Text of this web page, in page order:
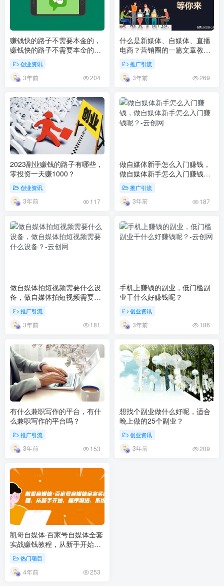
赚钱快的路子不需要本金的，
赚钱快的路子不需要本金的线
创业资讯
3年前 204
什么是新媒体、自媒体、直播
电商？营销圈的一篇文章教会
推广引流
3年前 269
2023副业赚钱的路子有哪些，
零投资一天赚1000？
创业资讯
3年前 117
做自媒体新手怎么入门赚钱，
做自媒体新手怎么入门赚钱
推广引流
3年前 187
做自媒体拍短视频需要什么设
备，做自媒体拍短视频需要什
么设备？
推广引流
3年前 181
手机上赚钱的副业，低门槛副
业干什么好赚钱呢？
创业资讯
3年前 186
有什么兼职写作的平台，有什
么兼职写作的平台吗？
推广引流
3年前 153
想找个副业做什么好呢，适合
晚上做的25个副业？
创业资讯
3年前 209
凯哥自媒体·百家号自媒体全套
实战赚钱教程，从新手开始，
循序渐进，系统的讲解
热门项目
4年前 253